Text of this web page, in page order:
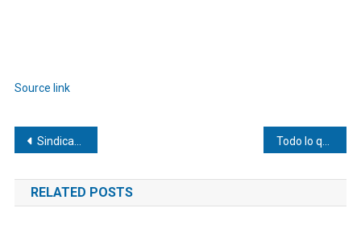
Source link
Navegación
de
entradas
Sindicatos piden cronograma para elecciones en Venezuela Todo lo que debes saber sobre la gran inauguración del Mundial
RELATED POSTS